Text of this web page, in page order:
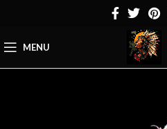
MENU